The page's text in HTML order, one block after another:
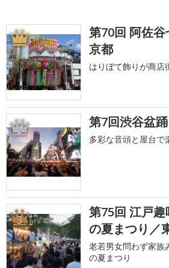
1
第70回 阿佐
京都
はりぼて飾りが商店
2 第7回渋谷盆
多彩な音頭と屋台で
3
第75回 江戸趣
の夏まつり／
老若男女問わず家族
の夏まつり